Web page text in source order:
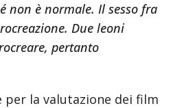
non è normale. Il sesso fra
Due leoni
pertanto
per la valutazione dei film